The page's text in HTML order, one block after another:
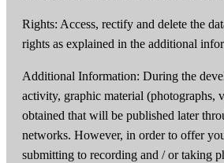
Rights: Access, rectify and delete the
rights as explained in the additional
Additional Information: During the
activity, graphic material (photographs,
obtained that will be published later
networks. However, in order to offer
submitting to recording and / or taking